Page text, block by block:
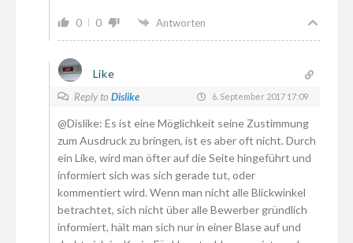
0 0 Antworten
Like
Reply to Dislike 6. September 2017 17:09
@Dislike: Es ist eine Möglichkeit seine Zustimmung
zum Ausdruck zu bringen, ist es aber oft nicht. Durch
ein Like, wird man öfter auf die Seite hingeführt und
informiert sich was sich gerade tut, oder
kommentiert wird. Wenn man nicht alle Blickwinkel
betrachtet, sich nicht über alle Bewerber gründlich
informiert, hält man sich nur in einer Blase auf und